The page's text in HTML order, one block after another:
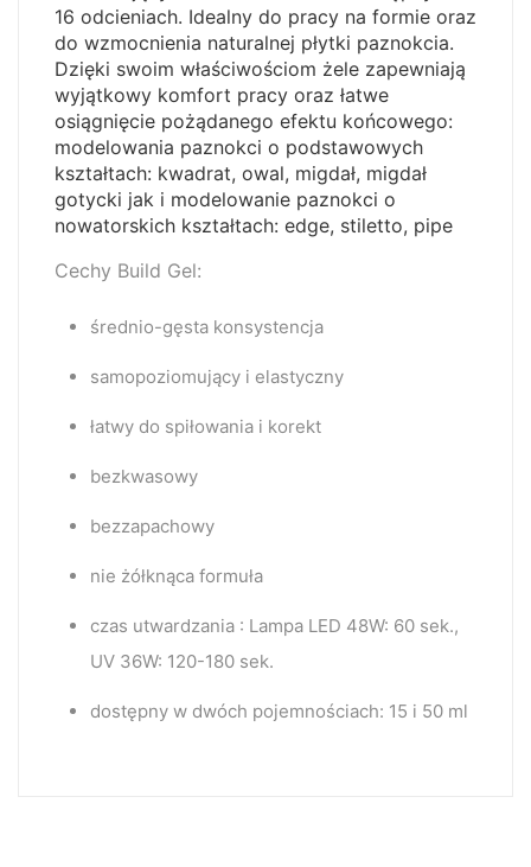
16 odcieniach. Idealny do pracy na formie oraz
do wzmocnienia naturalnej płytki paznokcia.
Dzięki swoim właściwościom żele zapewniają
wyjątkowy komfort pracy oraz łatwe
osiągnięcie pożądanego efektu końcowego:
modelowania paznokci o podstawowych
kształtach: kwadrat, owal, migdał, migdał
gotycki jak i modelowanie paznokci o
nowatorskich kształtach: edge, stiletto, pipe
Cechy Build Gel:
średnio-gęsta konsystencja
samopoziomujący i elastyczny
łatwy do spiłowania i korekt
bezkwasowy
bezzapachowy
nie żółknąca formuła
czas utwardzania : Lampa LED 48W: 60 sek.,
UV 36W: 120-180 sek.
dostępny w dwóch pojemnościach: 15 i 50 ml